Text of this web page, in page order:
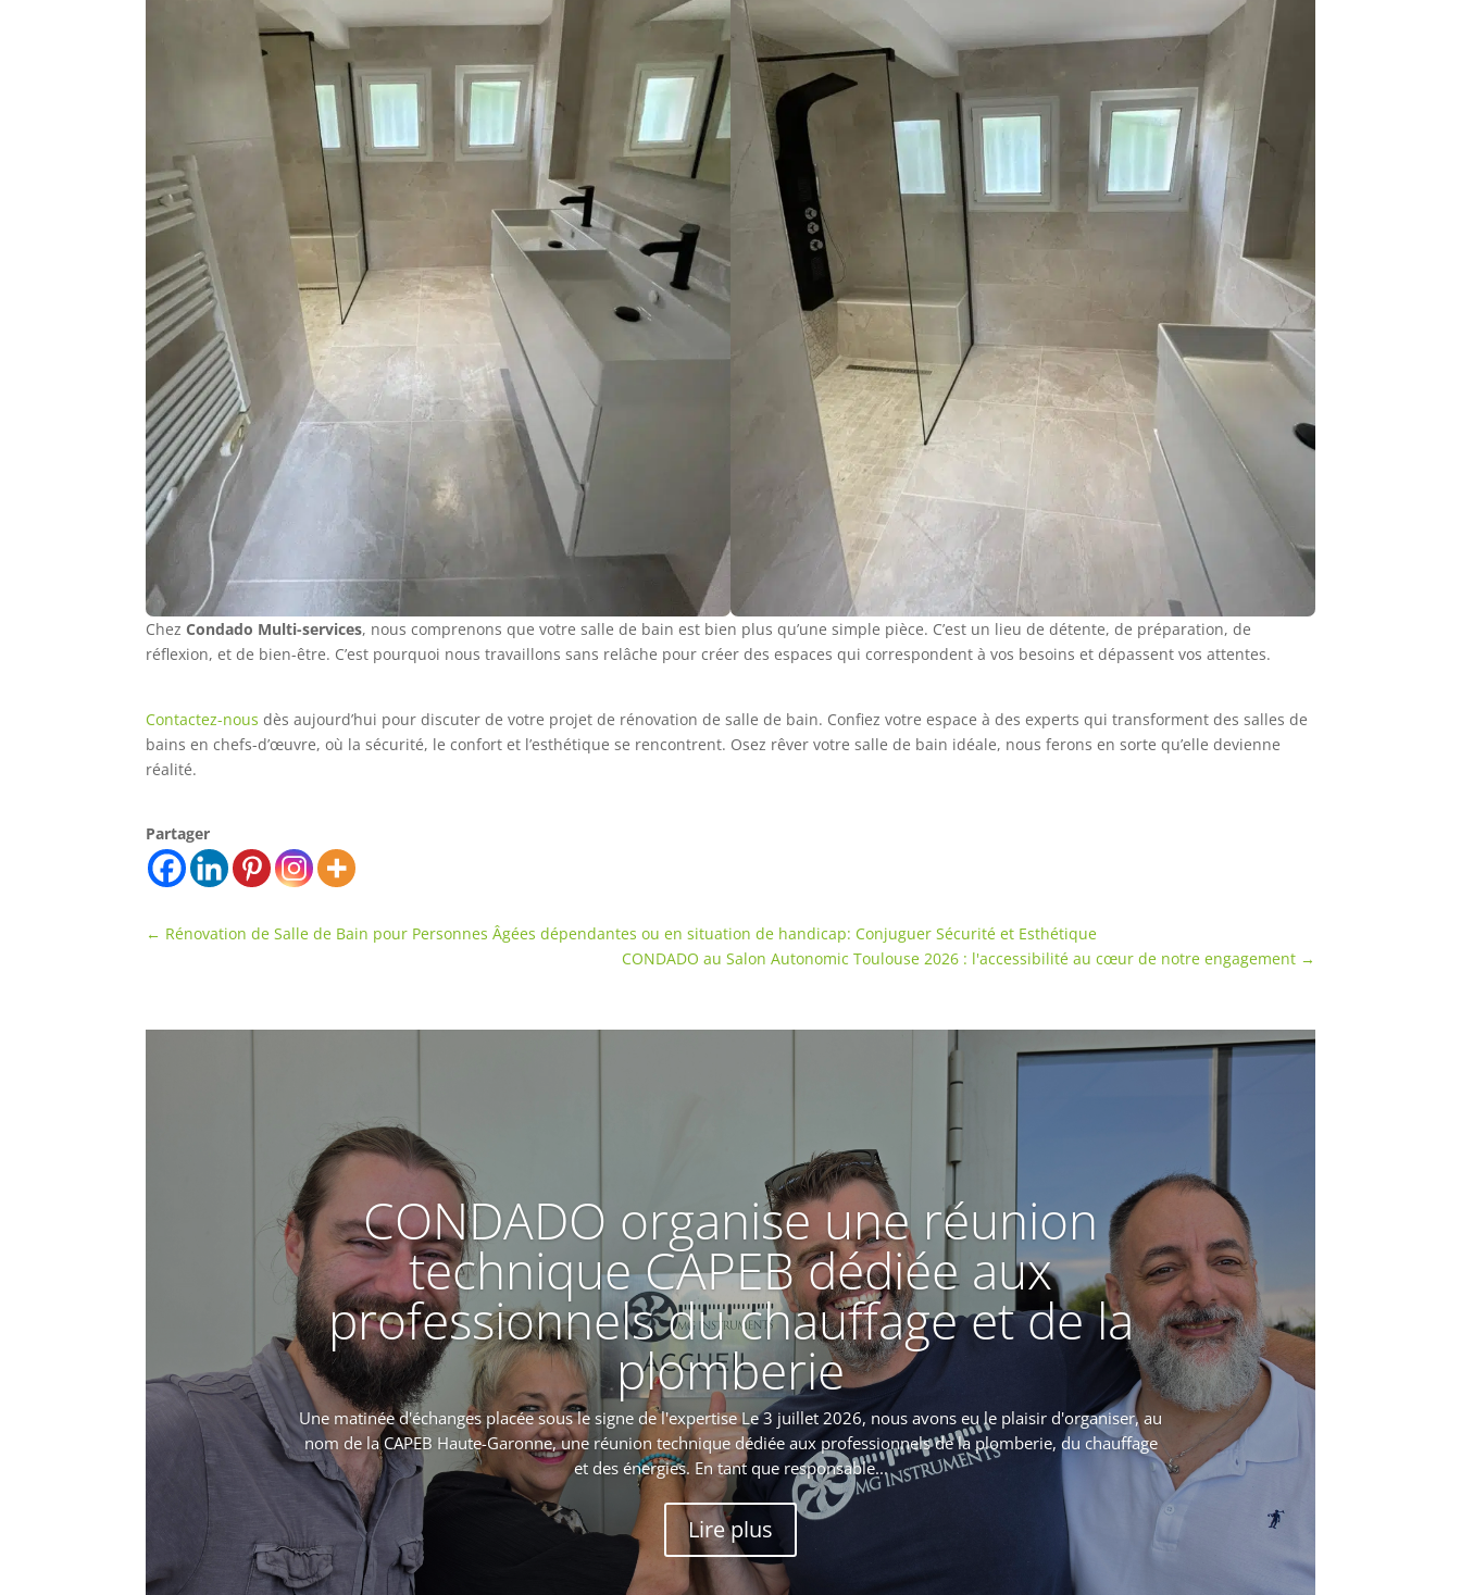
ChezCondado Multi-services, nous comprenons que votre salle de bain est bien plus qu’une simple pièce. C’est un lieu de détente, de préparation, de
réflexion, et de bien-être. C’est pourquoi nous travaillons sans relâche pour créer des espaces qui correspondent à vos besoins et dépassent vos attentes.
Contactez-nous dès aujourd’hui pour discuter de votre projet de rénovation de salle de bain. Confiez votre espace à des experts qui transforment des salles de
bains en chefs-d’œuvre, où la sécurité, le confort et l’esthétique se rencontrent. Osez rêver votre salle de bain idéale, nous ferons en sorte qu’elle devienne
réalité.
Partager
← Rénovation de Salle de Bain pour Personnes Âgées dépendantes ou en situation de handicap: Conjuguer Sécurité et Esthétique
CONDADO au Salon Autonomic Toulouse 2026 : l'accessibilité au cœur de notre engagement→
CONDADO organise une réunion
technique CAPEB dédiée aux
professionnels du chauffage et de la
plomberie
Une matinée d'échanges placée sous le signe de l'expertise Le 3 juillet 2026, nous avons eu le plaisir d'organiser, au
nom de la CAPEB Haute-Garonne, une réunion technique dédiée aux professionnels de la plomberie, du chauffage
et des énergies. En tant que responsable...
Lire plus